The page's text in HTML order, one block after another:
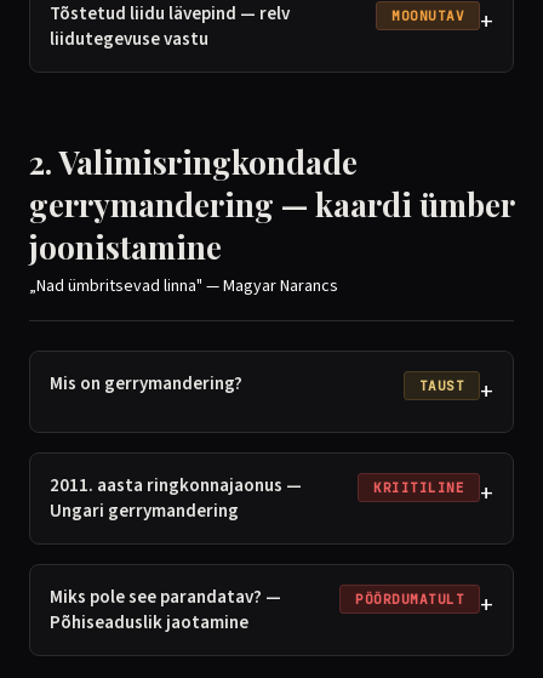
Tõstetud liidu lävepind — relv
liidutegevuse vastu
MOONUTAV +
2. Valimisringkondade
gerrymandering — kaardi ümber
joonistamine
„Nad ümbritsevad linna" — Magyar Narancs
Mis on gerrymandering? TAUST +
2011. aasta ringkonnajaonus —
Ungari gerrymandering
KRIITILINE +
Miks pole see parandatav? —
Põhiseaduslik jaotamine
PÖÖRDUMATULT +